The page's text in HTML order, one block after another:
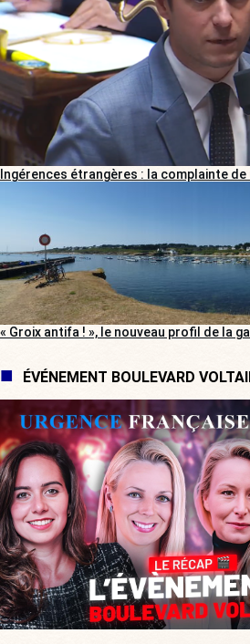
Ingérences étrangères : la complainte de
« Groix antifa ! », le nouveau profil de la
ÉVÉNEMENT BOULEVARD